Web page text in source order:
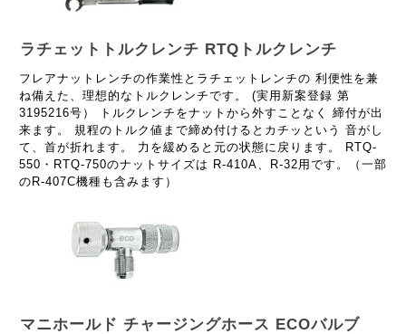
ラチェットトルクレンチ RTQトルクレンチ
フレアナットレンチの作業性とラチェットレンチの 利便性を兼
ね備えた、理想的なトルクレンチです。 (実用新案登録 第
3195216号） トルクレンチをナットから外すことなく 締付が出
来ます。 規程のトルク値まで締め付けるとカチッという 音がし
て、首が折れます。 力を緩めると元の状態に戻ります。 RTQ-
550・RTQ-750のナットサイズは R-410A、R-32用です。（一部
のR-407C機種も含みます）
マニホールド チャージングホース ECOバルブ